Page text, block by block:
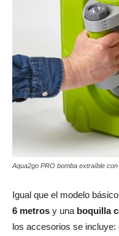
Aqua2go PRO bomba extraíble con
Igual que el modelo
6 metros y una boquilla
los accesorios se incluye: